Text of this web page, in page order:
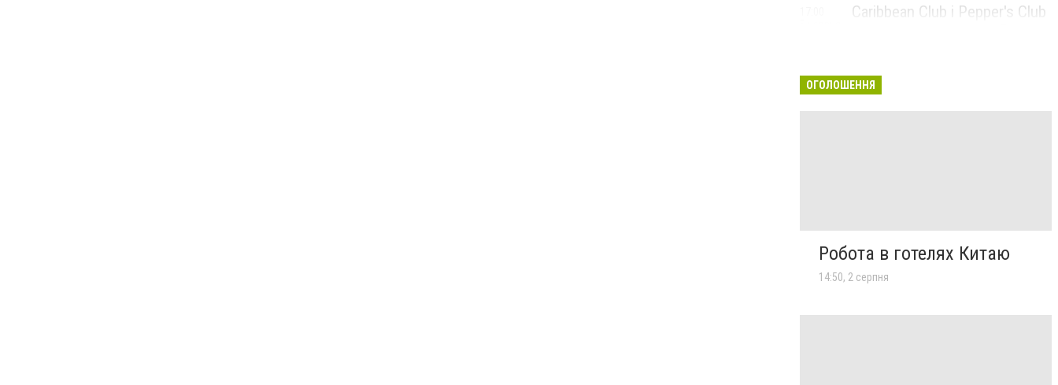
Caribbean Club і Pepper's Club
НОВИНИ КОМПАНІЙ
ОГОЛОШЕННЯ
Робота в готелях Китаю
14:50, 2 серпня